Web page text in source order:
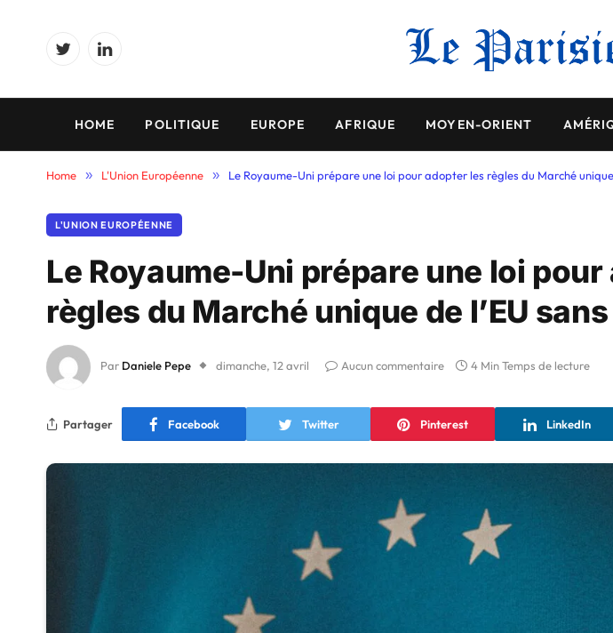
TwitterLinkedIn
HOME POLITIQUE EUROPE AFRIQUE MOYEN-ORIENT
Home » L'Union Européenne » Le Royaume-Uni prépare une loi pour adopter les règles du Marché
L'UNION EUROPÉENNE
Le Royaume-Uni prépare une loi
règles du Marché unique de l’EU
Par Daniele Pepe dimanche, 12 avril Aucun commentaire 4 Min Temps de lecture
Partager Facebook Twitter Pinterest LinkedIn